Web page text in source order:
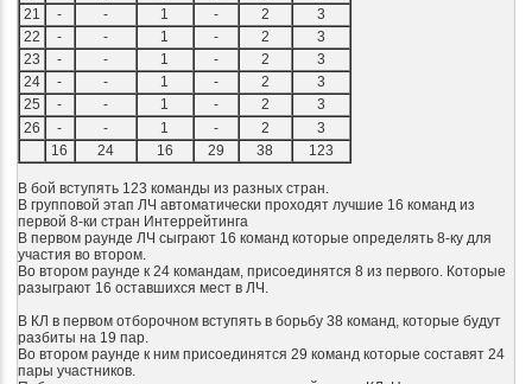
21
- - 1 - 2
3
22
- - 1 - 2
3
23
- - 1 - 2
3
24
- - 1 - 2
3
25
- - 1 - 2
3
26
- - 1 - 2
3
16
24 16 29 38 123
В бой вступять 123 команды из разных стран.
В групповой этап ЛЧ автоматически проходят лучшие 16 команд из
первой 8-ки стран Интеррейтинга
В первом раунде ЛЧ сыграют 16 команд которые определять 8-ку для
участия во втором.
Во втором раунде к 24 командам, присоединятся 8 из первого. Которые
разыграют 16 оставшихся мест в ЛЧ.
В КЛ в первом отборочном вступять в борьбу 38 команд, которые будут
разбиты на 19 пар.
Во втором раунде к ним присоединятся 29 команд которые составят 24
пары участников.